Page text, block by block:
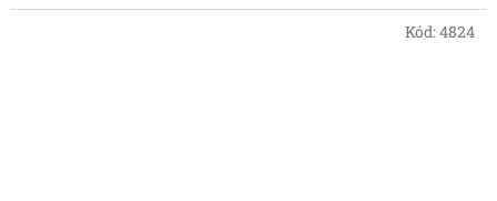
Kód:4824